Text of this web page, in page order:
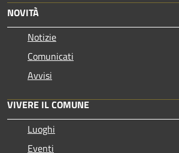
NOVITÀ
Notizie
Comunicati
Avvisi
VIVERE IL COMUNE
Luoghi
Eventi